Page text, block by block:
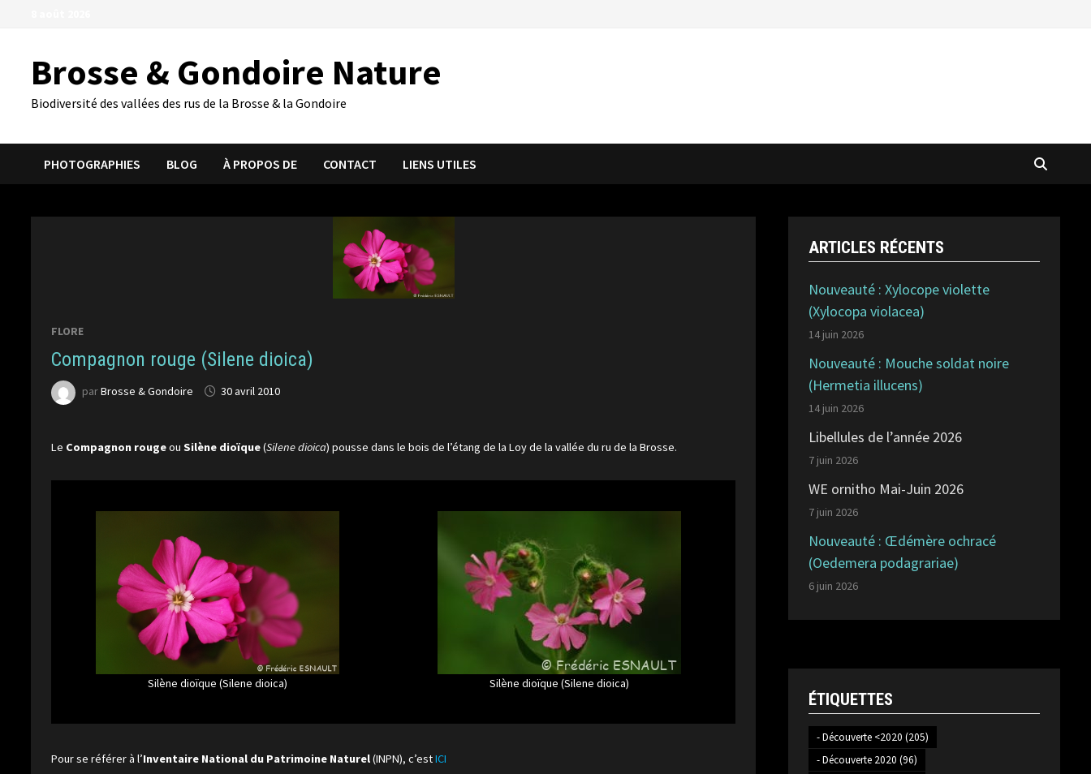
Brosse & Gondoire Nature
Biodiversité des vallées des rus de la Brosse & la Gondoire
PHOTOGRAPHIES BLOG À PROPOS DE CONTACT LIENS UTILES
FLORE
Compagnon rouge (Silene dioica)
parBrosse & Gondoire 30 avril 2010
Le Compagnon rougeouSilène dioïque(Silene dioica) pousse dans le bois de l’étang de la Loy de la vallée du ru de la Brosse.
Silène dioïque (Silene dioica) Silène dioïque (Silene dioica)
Pour se référer à l’Inventaire National du Patrimoine Naturel(INPN), c’estICI
ARTICLES RÉCENTS
Nouveauté : Xylocope violette
(Xylocopa violacea)
14 juin 2026
Nouveauté : Mouche soldat noire
(Hermetia illucens)
14 juin 2026
Libellules de l’année 2026
7 juin 2026
WE ornitho Mai-Juin 2026
7 juin 2026
Nouveauté : Œdémère ochracé
(Oedemera podagrariae)
6 juin 2026
ÉTIQUETTES
- Découverte <2020 (205)
- Découverte 2020 (96)